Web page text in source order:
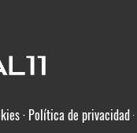
· Política de privacidad·